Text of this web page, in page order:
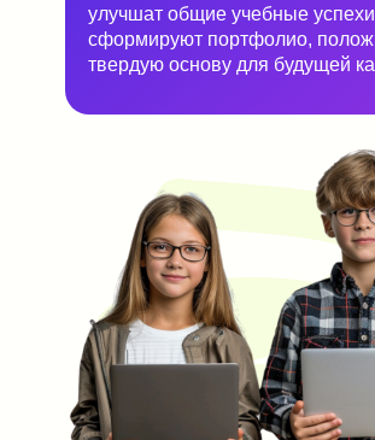
улучшат общие учебные
сформируют портфолио,
твердую основу для будущей